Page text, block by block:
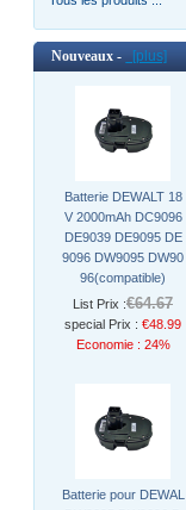
Nouveaux - [plus]
Batterie DEWALT 18
V 2000mAh DC9096
DE9039 DE9095 DE
9096 DW9095 DW90
96(compatible)
List Prix :€64.67
special Prix : €48.99
Economie : 24%
Batterie pour DEWAL